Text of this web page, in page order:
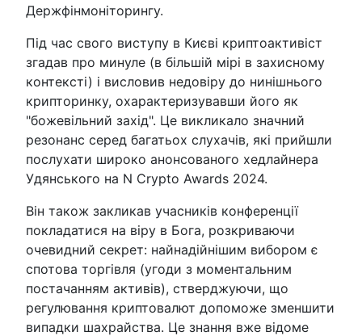
Держфінмоніторингу.
Під час свого виступу в Києві криптоактивіст
згадав про минуле (в більшій мірі в захисному
контексті) і висловив недовіру до нинішнього
крипторинку, охарактеризувавши його як
"божевільний захід". Це викликало значний
резонанс серед багатьох слухачів, які прийшли
послухати широко анонсованого хедлайнера
Удянського на N Crypto Awards 2024.
Він також закликав учасників конференції
покладатися на віру в Бога, розкриваючи
очевидний секрет: найнадійнішим вибором є
спотова торгівля (угоди з моментальним
постачанням активів), стверджуючи, що
регулювання криптовалют допоможе зменшити
випадки шахрайства. Це знання вже відоме